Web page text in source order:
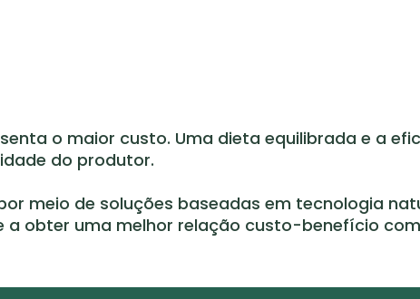
o maior custo. Uma dieta equilibrada e a
do produtor.
meio de soluções baseadas em tecnologia
a obter uma melhor relação custo-benefício